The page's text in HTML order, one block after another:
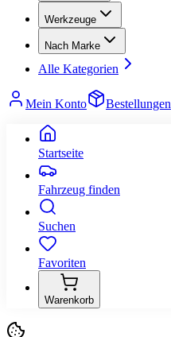
Werkzeuge
Nach Marke
Alle Kategorien
Mein Konto Bestellungen
Startseite
Fahrzeug finden
Suchen
Favoriten
Warenkorb